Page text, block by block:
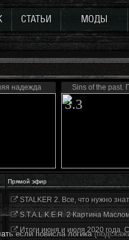
СТАТЬИ МОДЫ
надежда Sins of the past.
3.3
Прямой эфир
STALKER 2. Все, что нужно
S.T.A.L.K.E.R. 2 Картина
Итоги июня и июля 2020 года.
если повисла логика